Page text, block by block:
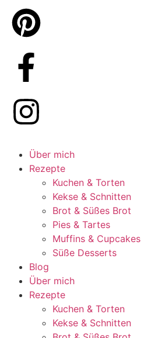
Über mich
Rezepte
Kuchen & Torten
Kekse & Schnitten
Brot & Süßes Brot
Pies & Tartes
Muffins & Cupcakes
Süße Desserts
Blog
Über mich
Rezepte
Kuchen & Torten
Kekse & Schnitten